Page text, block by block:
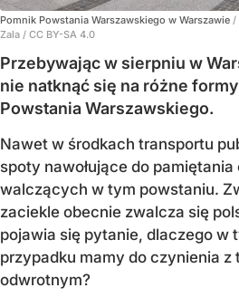
Pomnik Powstania Warszawskiego w Warszawie /
Zala / CC BY-SA 4.0
Przebywając w sierpniu w
nie natknąć się na różne
Powstania Warszawskiego.
Nawet w środkach transportu
spoty nawołujące do pamiętania
walczących w tym powstaniu.
zaciekle obecnie zwalcza się
pojawia się pytanie, dlaczego w
przypadku mamy do czynienia z
odwrotnym?